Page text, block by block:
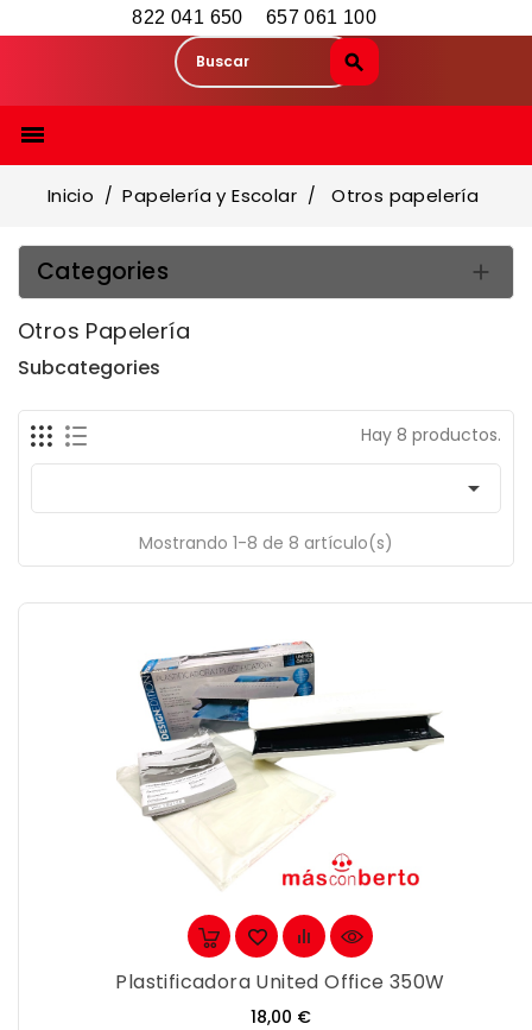
822 041 650 657 061 100

Inicio Papelería y Escolar Otros papelería
Categories 
Otros Papelería
Subcategories
Hay 8 productos.

Mostrando 1-8 de 8 artículo(s)
Plastificadora United Office 350W
Precio
18,00 €